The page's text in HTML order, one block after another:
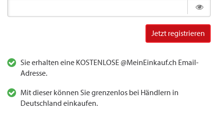
Jetzt registrieren
Sie erhalten eine KOSTENLOSE @MeinEinkauf.ch Email-
Adresse.
Mit dieser können Sie grenzenlos bei Händlern in
Deutschland einkaufen.